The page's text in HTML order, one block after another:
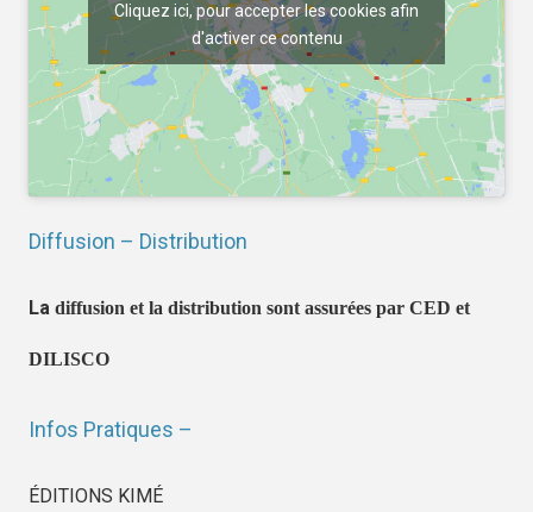
Cliquez ici, pour accepter les cookies afin
d'activer ce contenu
Diffusion – Distribution
La diffusion et la distribution sont assurées par CED et
DILISCO
Infos Pratiques –
ÉDITIONS KIMÉ